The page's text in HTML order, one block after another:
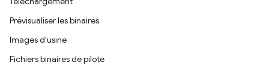
Prévisualiser les binaires
Images d'usine
Fichiers binaires de pilote